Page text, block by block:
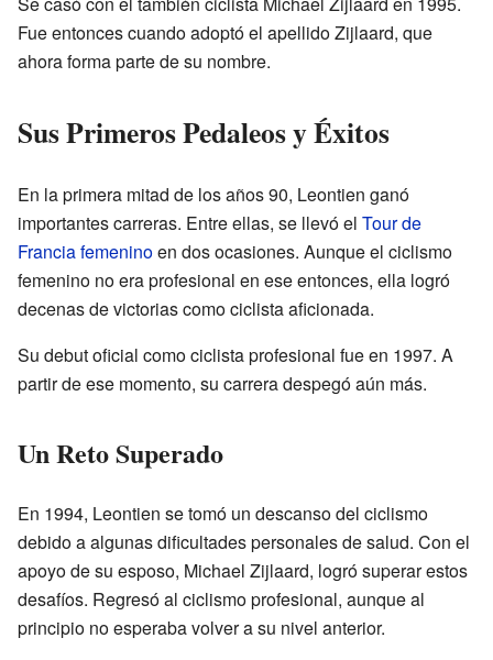
Fue entonces cuando adoptó el apellido Zijlaard, que
ahora forma parte de su nombre.
Sus Primeros Pedaleos y Éxitos
En la primera mitad de los años 90, Leontien ganó
importantes carreras. Entre ellas, se llevó el Tour de
Francia femeninoen dos ocasiones. Aunque el ciclismo
femenino no era profesional en ese entonces, ella logró
decenas de victorias como ciclista aficionada.
Su debut oficial como ciclista profesional fue en 1997. A
partir de ese momento, su carrera despegó aún más.
Un Reto Superado
En 1994, Leontien se tomó un descanso del ciclismo
debido a algunas dificultades personales de salud. Con el
apoyo de su esposo, Michael Zijlaard, logró superar estos
desafíos. Regresó al ciclismo profesional, aunque al
principio no esperaba volver a su nivel anterior.